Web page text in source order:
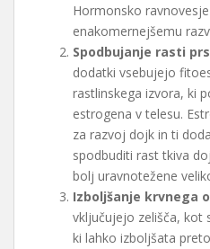
Hormonsko
enakomernejšemu
Spodbujanje rasti
dodatki vsebujejo
rastlinskega izvora, ki
estrogena v telesu.
za razvoj dojk in ti
spodbuditi rast tkiva
bolj uravnotežene
Izboljšanje krvnega
vključujejo zelišča, kot
ki lahko izboljšata